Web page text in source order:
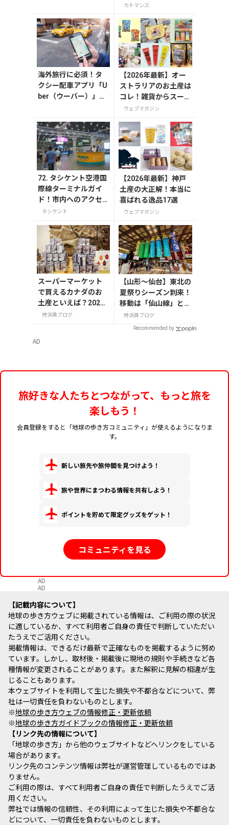
カトマンズ
海外旅行に必須！タ
クシー配車アプリ「U
ber（ウーバー）」の
【2026年最新】オー
ストラリアのお土産は
コレ！雑貨からスーパ
ーでも買えるグルメま
ウェブマガジン
72. タシケント空港国
際線ターミナルガイ
ド！市内へのアクセ
ス・両替・お店情報et
タシケント
【2026年最新】神戸
土産の大正解！本当に
喜ばれる逸品17選
ウェブマガジン
スーパーマーケット
で買えるカナダのお
土産といえば？2025
年版
特派員ブログ
【山形〜仙台】東北の
夏祭りシーズン到来！
移動は「仙山線」と
「高速バス」どっちが
正解？
特派員ブログ
Recommended by
AD
旅好きな人たちとつながって、もっと旅を
楽しもう！
会員登録をすると「地球の歩き方コミュニティ」が使えるようになりま
す。
新しい旅先や旅仲間を見つけよう！
旅や世界にまつわる情報を共有しよう！
ポイントを貯めて限定グッズをゲット！
コミュニティを見る
AD
AD
記載内容について
地球の歩き方ウェブに掲載されている情報は、ご利用の際の状況
に適しているか、すべて利用者ご自身の責任で判断していただい
たうえでご活用ください。
掲載情報は、できるだけ最新で正確なものを掲載するように努め
ています。しかし、取材後・掲載後に現地の規則や手続きなど各
種情報が変更されることがあります。また解釈に見解の相違が生
じることもあります。
本ウェブサイトを利用して生じた損失や不都合などについて、弊
社は一切責任を負わないものとします。
※地球の歩き方ウェブの情報修正・更新依頼
※地球の歩き方ガイドブックの情報修正・更新依頼
リンク先の情報について
「地球の歩き方」から他のウェブサイトなどへリンクをしている
場合があります。
リンク先のコンテンツ情報は弊社が運営管理しているものではあ
りません。
ご利用の際は、すべて利用者ご自身の責任で判断したうえでご活
用ください。
弊社では情報の信頼性、その利用によって生じた損失や不都合な
どについて、一切責任を負わないものとします。